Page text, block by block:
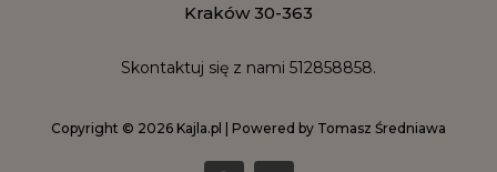
Kraków 30-363
Skontaktuj się z nami 512858858.
Copyright © 2026 Kajla.pl | Powered by Tomasz Średniawa